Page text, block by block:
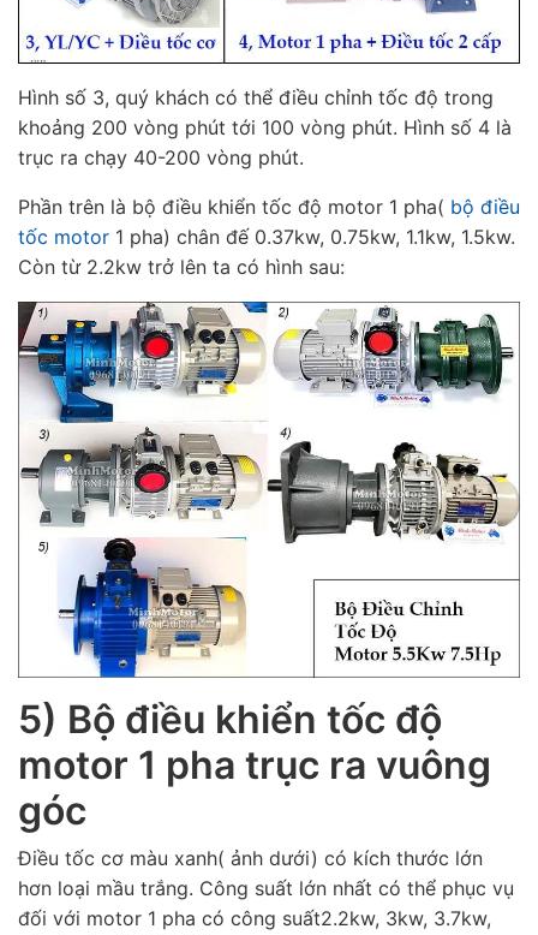
Hình số 3, quý khách có thể điều chỉnh tốc độ trong
khoảng 200 vòng phút tới 100 vòng phút. Hình số 4 là
trục ra chạy 40-200 vòng phút.
Phần trên là bộ điều khiển tốc độ motor 1 pha( bộ điều
tốc motor 1 pha) chân đế 0.37kw, 0.75kw, 1.1kw, 1.5kw.
Còn từ 2.2kw trở lên ta có hình sau:
5) Bộ điều khiển tốc độ
motor 1 pha trục ra vuông
góc
Điều tốc cơ màu xanh( ảnh dưới) có kích thước lớn
hơn loại mầu trắng. Công suất lớn nhất có thể phục vụ
đối với motor 1 pha có công suất2.2kw, 3kw, 3.7kw,